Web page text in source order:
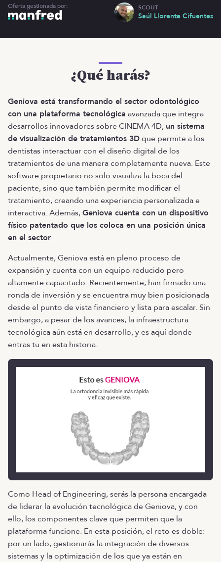
Oferta gestionada por: SCOUT
Saúl Llorente Cifuentes
¿Qué harás?
Geniova está transformando el sector odontológico
con una plataforma tecnológica avanzada que integra
desarrollos innovadores sobre CINEMA 4D, un sistema
de visualización de tratamientos 3Dque permite a los
dentistas interactuar con el diseño digital de los
tratamientos de una manera completamente nueva. Este
software propietario no solo visualiza la boca del
paciente, sino que también permite modificar el
tratamiento, creando una experiencia personalizada e
interactiva. Además,Geniova cuenta con un dispositivo
físico patentado que los coloca en una posición única
en el sector.
Actualmente, Geniova está en pleno proceso de
expansión y cuenta con un equipo reducido pero
altamente capacitado. Recientemente, han firmado una
ronda de inversión y se encuentra muy bien posicionada
desde el punto de vista financiero y lista para escalar. Sin
embargo, a pesar de los avances, la infraestructura
tecnológica aún está en desarrollo, y es aquí donde
entras tu en esta historia.
Como Head of Engineering, serás la persona encargada
de liderar la evolución tecnológica de Geniova, y con
ello, los componentes clave que permiten que la
plataforma funcione. En esta posición, el reto es doble:
por un lado, gestionarás la integración de diversos
sistemas y la optimización de los que ya están en